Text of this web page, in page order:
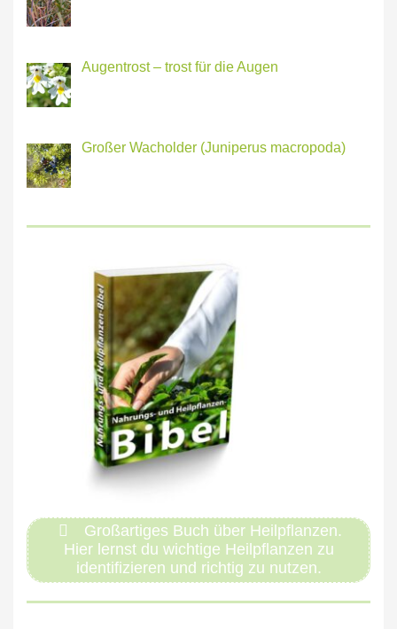
Augentrost – trost für die Augen
Großer Wacholder (Juniperus macropoda)
Großartiges Buch über Heilpflanzen.
Hier lernst du wichtige Heilpflanzen zu
identifizieren und richtig zu nutzen.